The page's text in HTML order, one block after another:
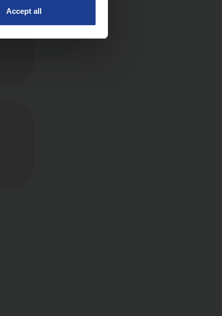
Accept all